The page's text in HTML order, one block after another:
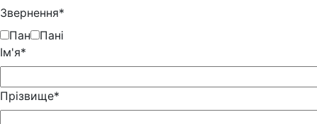
Звернення*
Пан
Пані
Iм'я*
Прізвище*